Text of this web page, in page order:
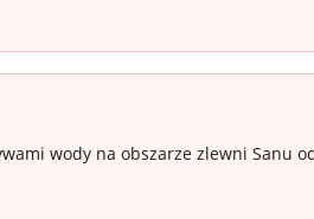
wody na obszarze zlewni Sanu